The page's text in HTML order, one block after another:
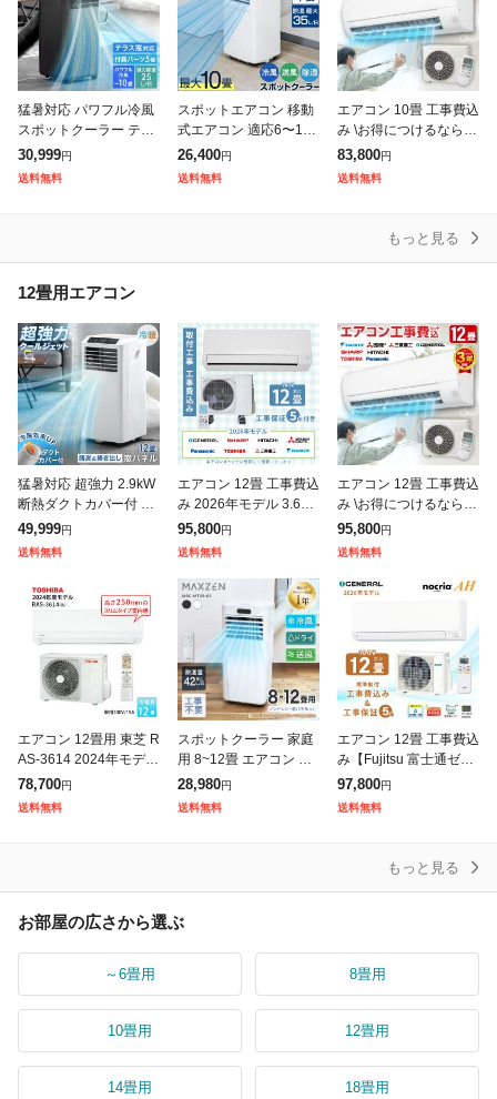
猛暑対応 パワフル冷風
スポットクーラー テラ
ス窓パネル付 [2.3kW・
25L/日] ノンドレン 家
庭用 冷風機 スポットエ
30,999円
送料無料
スポットエアコン 移動
式エアコン 適応6〜10
畳 2.0kW/2.2kW 工事不
要 スポットクーラー 1
台3役 冷房 冷風 除湿
26,400円
送料無料
エアコン 10畳 工事費込
み \お得につけるなら!!/
国内メーカーおまかせ
2025年モデル 標準取付
工事費込 冷暖房
83,800円
送料無料
もっと見る
12畳用エアコン
猛暑対応 超強力 2.9kW
断熱ダクトカバー付 ス
ポットクーラー スポッ
トエアコン 12畳 除湿 3
8L/日 テラス窓パネル
49,999円
送料無料
エアコン 12畳 工事費込
み 2026年モデル 3.6kW
(100V・15A) 工事保証
5年 新品 国内メーカー
送料込 節電
95,800円
送料無料
エアコン 12畳 工事費込
み \お得につけるなら!!/
国内メーカーおまかせ
2025年モデル 標準取付
工事費込 冷暖房
95,800円
送料無料
エアコン 12畳用 東芝 R
AS-3614 2024年モデル
単相100V
78,700円
送料無料
スポットクーラー 家庭
用 8~12畳 エアコン 2.9
kW スポットエアコン
クーラー 除湿機 衣類乾
燥除湿機 置き型 タイマ
28,980円
送料無料
エアコン 12畳 工事費込
み【Fujitsu 富士通ゼネ
ラル】2026年モデル ノ
クリア AHシリーズ <A
S-AH366T>
97,800円
送料無料
もっと見る
お部屋の広さから選ぶ
～6畳用 8畳用
10畳用 12畳用
14畳用 18畳用